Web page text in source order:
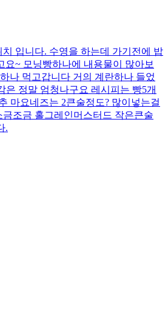
입니다. 수영을 하는데 가기전에 밥
요~ 모닝빵하나에 내용물이 많아보
나 먹고갑니다 거의 계란하나 들었
은 정말 엄청나구요 레시피는 빵5개
마요네즈는 2큰술정도? 많이넣는걸
조금 홀그레인머스터드 작은큰술
.